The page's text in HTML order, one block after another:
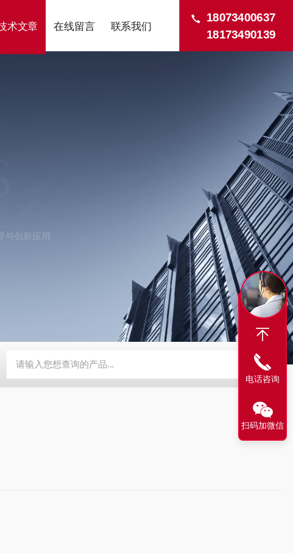
18073400637
18173490139
术文章 在线留言 联系我们
与创新应用
减压浓缩器 不锈钢中药渗漉罐 TN型多功能提
电话咨询
扫码加微信